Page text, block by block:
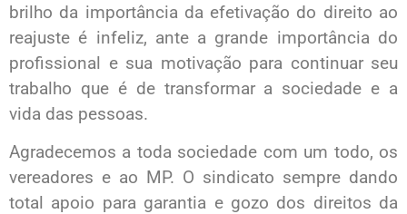
brilho da importância da efetivação do direito ao
reajuste é infeliz, ante a grande importância do
profissional e sua motivação para continuar seu
trabalho que é de transformar a sociedade e a
vida das pessoas.
Agradecemos a toda sociedade com um todo, os
vereadores e ao MP. O sindicato sempre dando
total apoio para garantia e gozo dos direitos da